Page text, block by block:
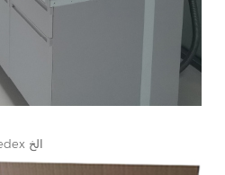
التسليم عن طريق UPS،DHL،Fedex الخ